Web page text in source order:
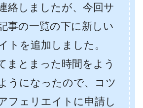
絡しましたが、今回サ
事の一覧の下に新しい
トを追加しました。
まとまった時間をよう
うになったので、コツ
フェリエイトに申請し